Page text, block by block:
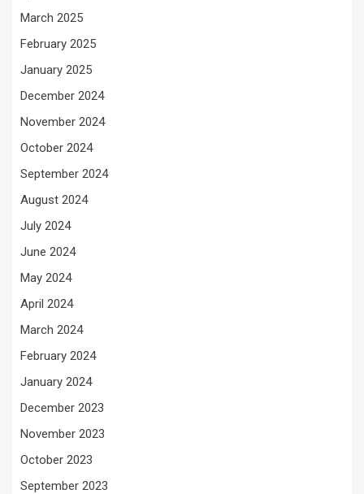
March 2025
February 2025
January 2025
December 2024
November 2024
October 2024
September 2024
August 2024
July 2024
June 2024
May 2024
April 2024
March 2024
February 2024
January 2024
December 2023
November 2023
October 2023
September 2023